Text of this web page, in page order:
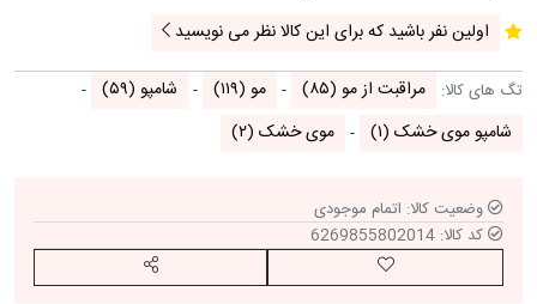
اولین نفر باشید که برای این کالا نظر می نویسید
تگ های کالا: مراقبت از مو (۸۵) مو (۱۱۹) شامپو (۵۹)
شامپو موی خشک (۱) موی خشک (۲)
وضعیت کالا: اتمام موجودی
کد کالا: 6269855802014
افزودن به لیست مورد علاقه اشتراک گذاری